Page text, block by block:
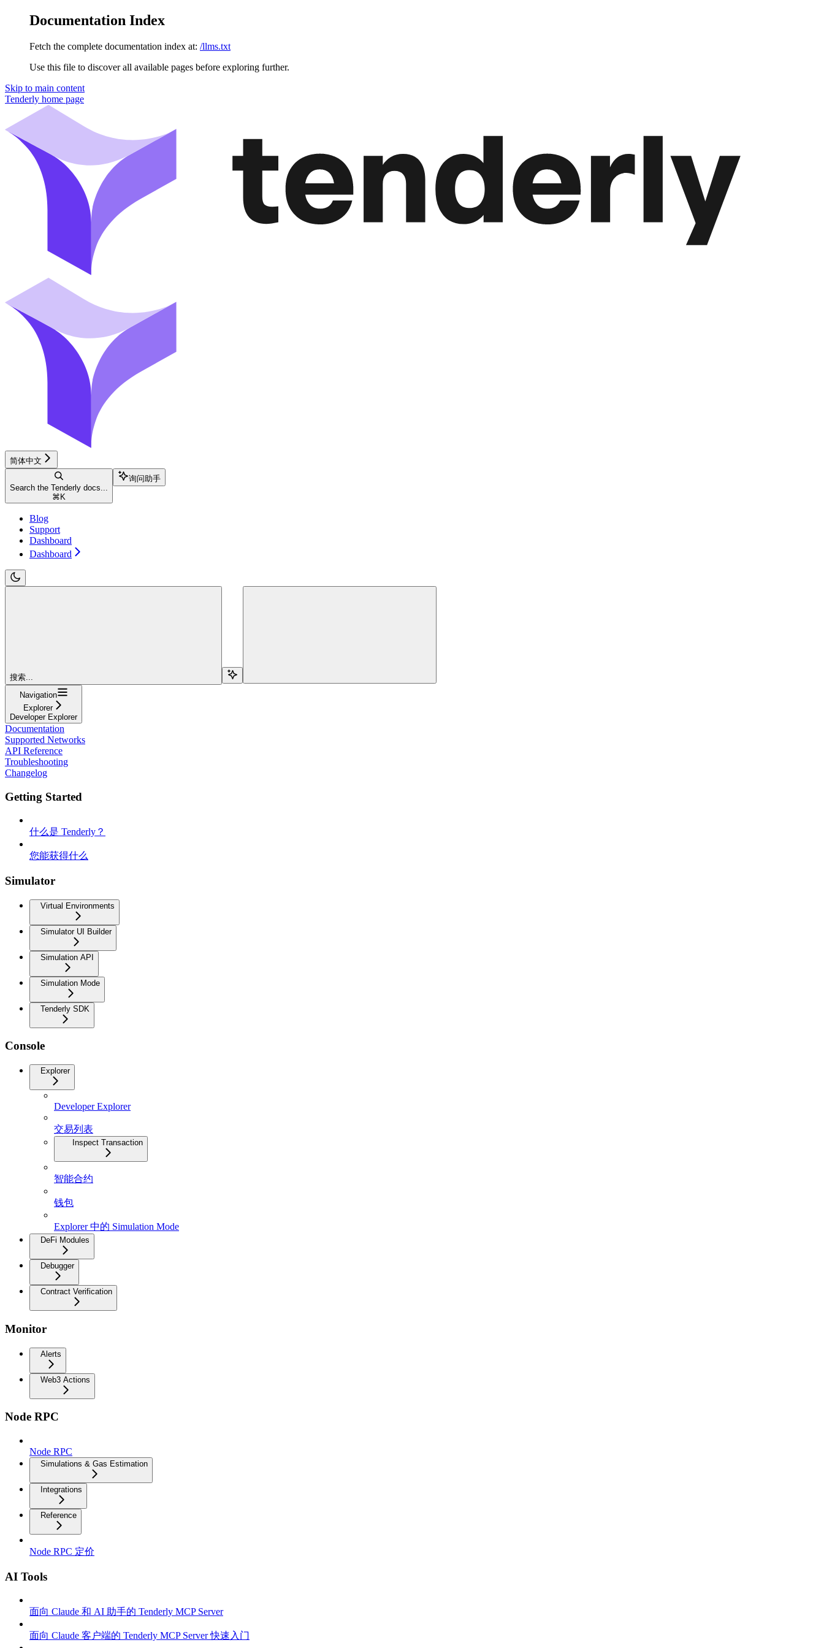
Documentation Index
Fetch the complete documentation index at: /llms.txt
Use this file to discover all available pages before exploring further.
Skip to main content
Tenderly home page
简体中文
Search the Tenderly docs...
⌘ K
询问助手
Blog
Support
Dashboard
Dashboard
搜索...
Navigation
Explorer
Developer Explorer
Documentation
Supported Networks
API Reference
Troubleshooting
Changelog
Getting Started
什么是 Tenderly？
您能获得什么
Simulator
Virtual Environments
Simulator UI Builder
Simulation API
Simulation Mode
Tenderly SDK
Console
Explorer
Developer Explorer
交易列表
Inspect Transaction
智能合约
钱包
Explorer 中的 Simulation Mode
DeFi Modules
Debugger
Contract Verification
Monitor
Alerts
Web3 Actions
Node RPC
Node RPC
Simulations & Gas Estimation
Integrations
Reference
Node RPC 定价
AI Tools
面向 Claude 和 AI 助手的 Tenderly MCP Server
面向 Claude 客户端的 Tenderly MCP Server 快速入门